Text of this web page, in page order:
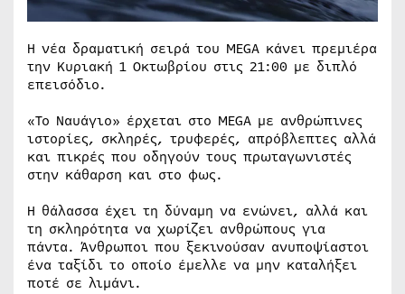
Η νέα δραματική σειρά του MEGA κάνει πρεμιέρα
την Κυριακή 1 Οκτωβρίου στις 21:00 με διπλό
επεισόδιο.
«Το Ναυάγιο» έρχεται στο MEGA με ανθρώπινες
ιστορίες, σκληρές, τρυφερές, απρόβλεπτες αλλά
και πικρές που οδηγούν τους πρωταγωνιστές
στην κάθαρση και στο φως.
Η θάλασσα έχει τη δύναμη να ενώνει, αλλά και
τη σκληρότητα να χωρίζει ανθρώπους για
πάντα. Άνθρωποι που ξεκινούσαν ανυποψίαστοι
ένα ταξίδι το οποίο έμελλε να μην καταλήξει
ποτέ σε λιμάνι.